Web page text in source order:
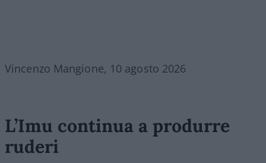
Vincenzo Mangione, 10 agosto 2026
L’Imu continua a produrre
ruderi